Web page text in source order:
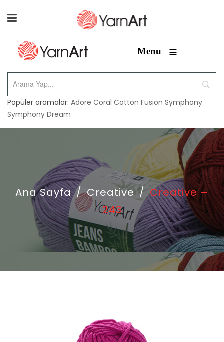
Menu ≡
Popüler aramalar: Adore Coral Cotton Fusion Symphony
Symphony Dream
Ana Sayfa / Creative / Creative –
243